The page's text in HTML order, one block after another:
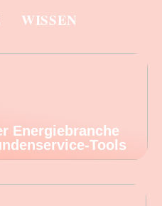
WISSEN
Energiebranche
Tools